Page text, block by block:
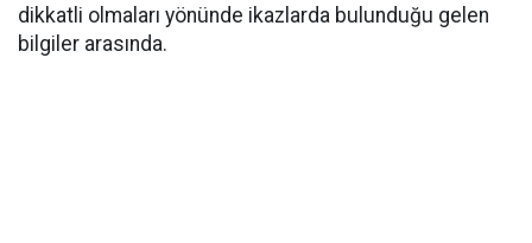
dikkatli olmaları yönünde ikazlarda bulunduğu gelen
bilgiler arasında.